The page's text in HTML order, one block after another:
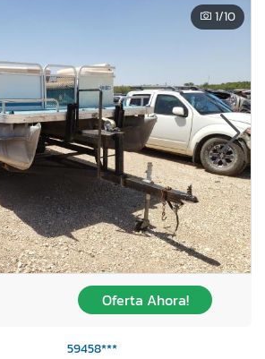
1/10
Oferta Ahora!
59458***